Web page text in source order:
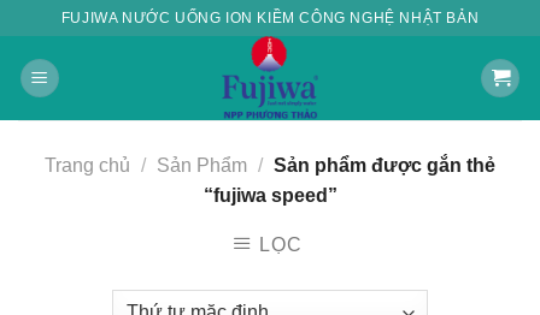
content
FUJIWA NƯỚC UỐNG ION KIỀM CÔNG NGHỆ NHẬT BẢN
Trang chủ / Sản Phẩm / Sản phẩm được gắn thẻ
“fujiwa speed”
LỌC